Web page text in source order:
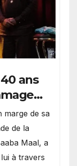
ans
marge de sa
de la
Maal, a
à travers